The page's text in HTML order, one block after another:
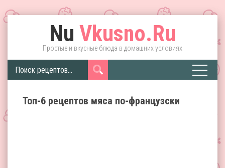
Nu Vkusno.Ru
Простые и вкусные блюда в домашних условиях
Топ-6 рецептов мяса по-французски